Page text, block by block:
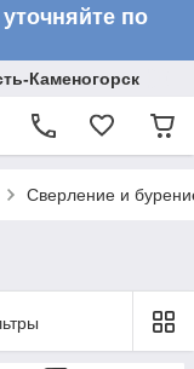
по
Каменогорск
Сверление и